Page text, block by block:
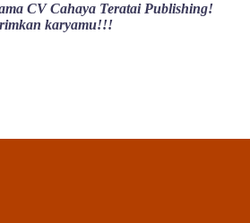
CV Cahaya Teratai Publishing!
karyamu!!!